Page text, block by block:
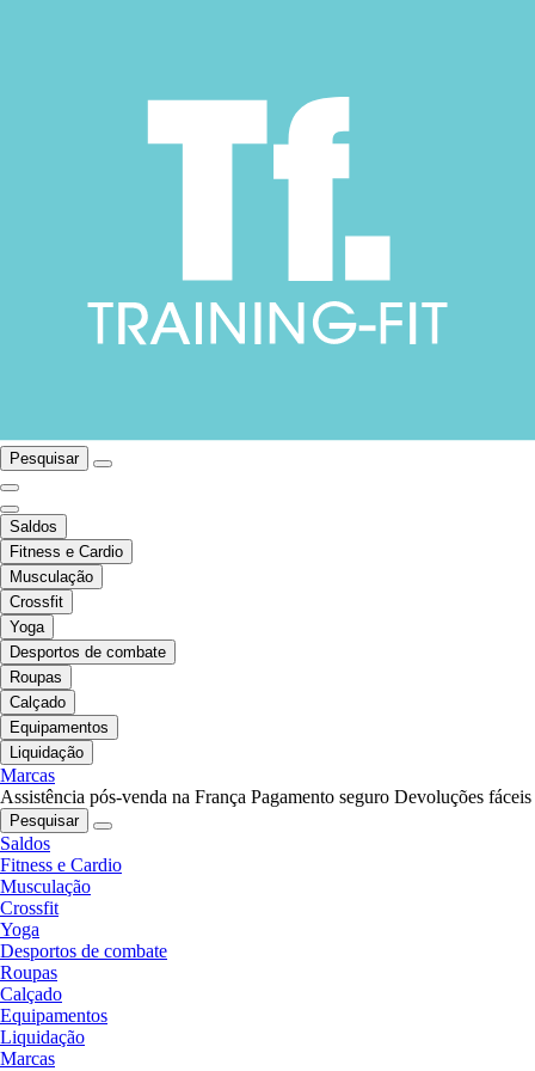
Pesquisar
Saldos
Fitness e Cardio
Musculação
Crossfit
Yoga
Desportos de combate
Roupas
Calçado
Equipamentos
Liquidação
Marcas
Assistência pós-venda na França Pagamento seguro Devoluções fáceis
Pesquisar
Saldos
Fitness e Cardio
Musculação
Crossfit
Yoga
Desportos de combate
Roupas
Calçado
Equipamentos
Liquidação
Marcas